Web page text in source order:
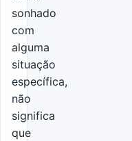
sonhado
com
alguma
situação
específica,
não
significa
que